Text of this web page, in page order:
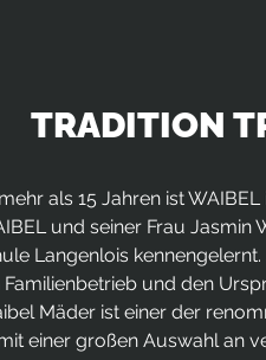
TRADITION
als 15 Jahren ist
und seiner Frau
Langenlois
Familienbetrieb und den
Mäder ist einer der
einer großen Auswahl an